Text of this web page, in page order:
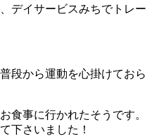
デイサービスみちでトレー
段から運動を心掛けておら
食事に行かれたそうです。
下さいました！